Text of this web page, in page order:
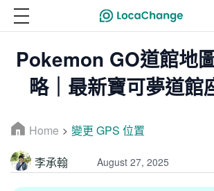
Pokemon GO道館地
略｜最新寶可夢道館
Home > 變更 GPS 位置
李承翰 August 27, 2025